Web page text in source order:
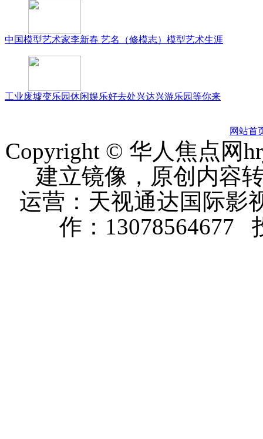
中国模型艺术家李新春 艺名（修模志）模型艺术生涯
工业废墟变乐园休闲娱乐好去处兴达兴游乐园等你来
网站首
Copyright © 华人焦点网
建立镜像，原创内容
运营：天视通达国际
作：13078564677